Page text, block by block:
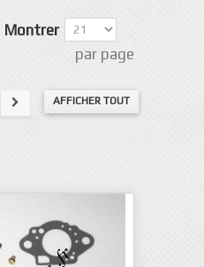
Montrer
par page
AFFICHER TOUT